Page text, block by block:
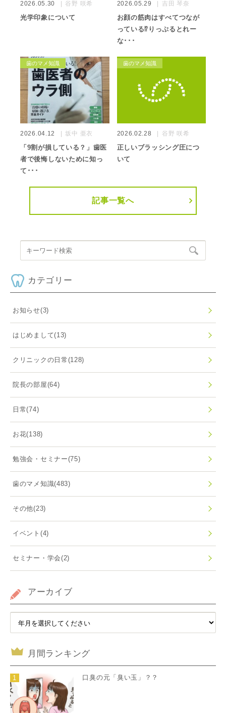
2026.05.30 谷野 咲希
光学印象について
2026.05.29 吉田 琴奈
お顔の筋肉はすべてつなが
っている⁉️りっぷるとれー
な･･･
歯のマメ知識
2026.04.12 坂中 亜衣
「9割が損している？」歯医
者で後悔しないために知っ
て･･･
歯のマメ知識
2026.02.28 谷野 咲希
正しいブラッシング圧につ
いて
記事一覧へ
カテゴリー
お知らせ(3)
はじめまして(13)
クリニックの日常(128)
院長の部屋(64)
日常(74)
お花(138)
勉強会・セミナー(75)
歯のマメ知識(483)
その他(23)
イベント (4)
セミナー・学会(2)
アーカイブ
月間ランキング
1 口臭の元「臭い玉」？？